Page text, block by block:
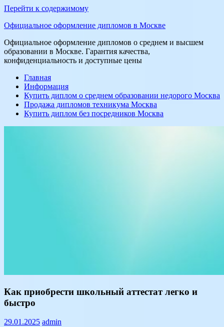
Перейти к содержимому
Официальное оформление дипломов в Москве
Официальное оформление дипломов о среднем и высшем
образовании в Москве. Гарантия качества,
конфиденциальность и доступные цены
Главная
Информация
Купить диплом о среднем образовании недорого Москва
Продажа дипломов техникума Москва
Купить диплом без посредников Москва
Text
Как приобрести школьный аттестат легко и
быстро
29.01.2025 admin